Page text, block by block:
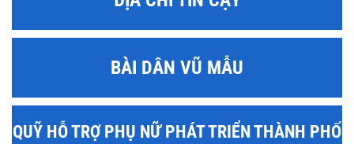
BÀI DÂN VŨ MẪU
QUỸ HỖ TRỢ PHỤ NỮ PHÁT TRIỂN THÀNH PHỐ